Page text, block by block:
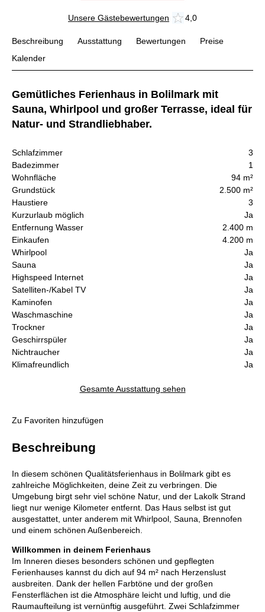
Unsere Gästebewertungen 4,0
Beschreibung Ausstattung Bewertungen
Preise
Kalender
Gemütliches Ferienhaus in Bolilmark mit
Sauna, Whirlpool und großer Terrasse, ideal für
Natur- und Strandliebhaber.
Schlafzimmer
3
Badezimmer
1
Wohnfläche
94 m²
Grundstück
2.500 m²
Haustiere
3
Kurzurlaub möglich
Ja
Entfernung Wasser
2.400 m
Einkaufen
4.200 m
Whirlpool
Ja
Sauna
Ja
Highspeed Internet
Ja
Satelliten-/Kabel TV
Ja
Kaminofen
Ja
Waschmaschine
Ja
Trockner
Ja
Geschirrspüler
Ja
Nichtraucher
Ja
Klimafreundlich
Ja
Gesamte Ausstattung sehen
Zu Favoriten hinzufügen
Beschreibung
In diesem schönen Qualitätsferienhaus in Bolilmark gibt es
zahlreiche Möglichkeiten, deine Zeit zu verbringen. Die
Umgebung birgt sehr viel schöne Natur, und der Lakolk Strand
liegt nur wenige Kilometer entfernt. Das Haus selbst ist gut
ausgestattet, unter anderem mit Whirlpool, Sauna, Brennofen
und einem schönen Außenbereich.
Willkommen in deinem Ferienhaus
Im Inneren dieses besonders schönen und gepflegten
Ferienhauses kannst du dich auf 94 m² nach Herzenslust
ausbreiten. Dank der hellen Farbtöne und der großen
Fensterflächen ist die Atmosphäre leicht und luftig, und die
Raumaufteilung ist vernünftig ausgeführt. Zwei Schlafzimmer